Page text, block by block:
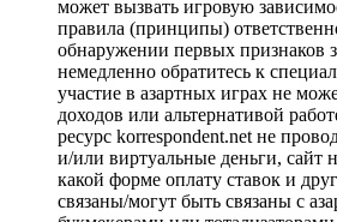
может вызвать игровую
правила (принципы)
обнаружении первых признаков
немедленно обратитесь к
участие в азартных играх не
доходов или альтернативой
ресурс korrespondent.net не
и/или виртуальные деньги, сайт
какой форме оплату ставок и
связаны/могут быть связаны с